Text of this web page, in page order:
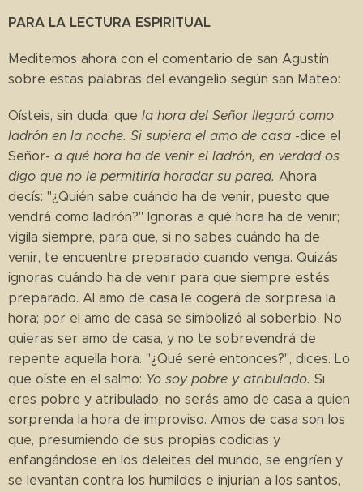
PARA LA LECTURA ESPIRITUAL
Meditemos ahora con el comentario de san Agustín
sobre estas palabras del evangelio según san Mateo:
Oísteis, sin duda, que la hora del Señor llegará como
ladrón en la noche. Si supiera el amo de casa -dice el
Señor- a qué hora ha de venir el ladrón, en verdad os
digo que no le permitiría horadar su pared. Ahora
decís: "¿Quién sabe cuándo ha de venir, puesto que
vendrá como ladrón?" Ignoras a qué hora ha de venir;
vigila siempre, para que, si no sabes cuándo ha de
venir, te encuentre preparado cuando venga. Quizás
ignoras cuándo ha de venir para que siempre estés
preparado. Al amo de casa le cogerá de sorpresa la
hora; por el amo de casa se simbolizó al soberbio. No
quieras ser amo de casa, y no te sobrevendrá de
repente aquella hora. "¿Qué seré entonces?", dices. Lo
que oíste en el salmo: Yo soy pobre y atribulado. Si
eres pobre y atribulado, no serás amo de casa a quien
sorprenda la hora de improviso. Amos de casa son los
que, presumiendo de sus propias codicias y
enfangándose en los deleites del mundo, se engríen y
se levantan contra los humildes e injurian a los santos,